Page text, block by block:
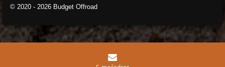
© 2020 - 2026 Budget Offroad